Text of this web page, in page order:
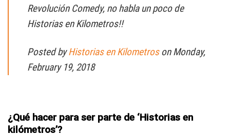
Revolución Comedy, no habla un poco de
Historias en Kilometros!!
Posted byHistorias en Kilometroson Monday,
February 19, 2018
¿Qué hacer para ser parte de ‘Historias en
kilómetros’?